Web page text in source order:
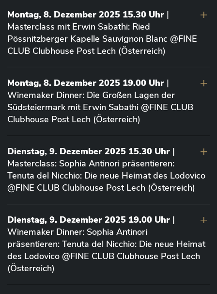
Montag, 8. Dezember 2025 15.30 Uhr |
Masterclass mit Erwin Sabathi: Ried
Pössnitzberger Kapelle Sauvignon Blanc @FINE
CLUB Clubhouse Post Lech (Österreich)
Montag, 8. Dezember 2025 19.00 Uhr |
Winemaker Dinner: Die Großen Lagen der
Südsteiermark mit Erwin Sabathi @FINE CLUB
Clubhouse Post Lech (Österreich)
Dienstag, 9. Dezember 2025 15.30 Uhr |
Masterclass: Sophia Antinori präsentieren:
Tenuta del Nicchio: Die neue Heimat des Lodovico
@FINE CLUB Clubhouse Post Lech (Österreich)
Dienstag, 9. Dezember 2025 19.00 Uhr |
Winemaker Dinner: Sophia Antinori
präsentieren: Tenuta del Nicchio: Die neue Heimat
des Lodovico @FINE CLUB Clubhouse Post Lech
(Österreich)